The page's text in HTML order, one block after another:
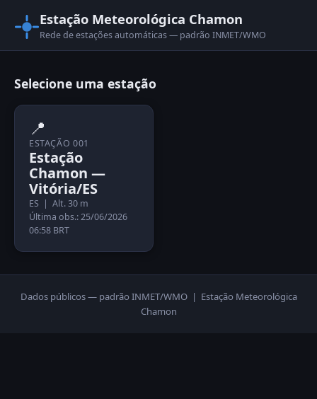
Estação Meteorológica Chamon
Rede de estações automáticas — padrão INMET/WMO
Selecione uma estação
📍
ESTAÇÃO 001
Estação
Chamon —
Vitória/ES
ES | Alt. 30 m
Última obs.: 25/06/2026
06:58 BRT
Dados públicos — padrão INMET/WMO | Estação Meteorológica
Chamon